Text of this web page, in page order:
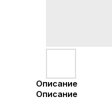
Описание
Описание